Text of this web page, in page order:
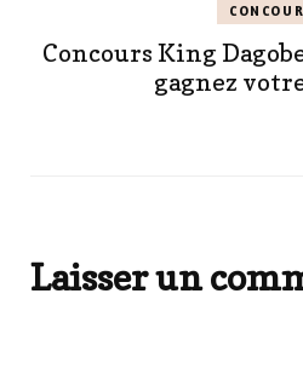
Concours King
gagnez
Laisser un